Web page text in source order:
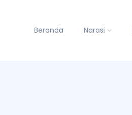
Beranda Narasi